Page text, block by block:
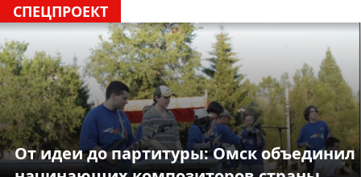
СПЕЦПРОЕКТ
От идеи до партитуры: Омск объединил